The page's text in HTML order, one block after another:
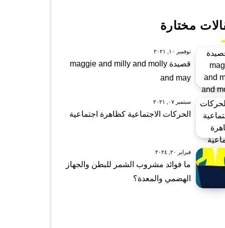
مختارة
نوفمبر ١٠, ٢٠٢١
قصيدة maggie and milly and molly
and may
سبتمبر ٠٧, ٢٠٢١
الحركات الاجتماعية كظاهرة اجتماعية
فبراير ٢٠, ٢٠٢٤
ما فوائد مشروب الشمر للبطن والجهاز
الهضمي والمعدة؟